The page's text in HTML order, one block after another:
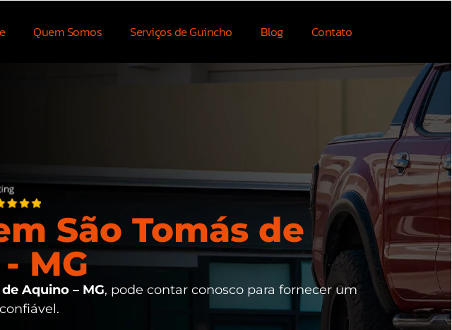
Quem Somos Serviços de Guincho Blog Contato
São Tomás de
MG
Aquino – MG, pode contar conosco para fornecer um